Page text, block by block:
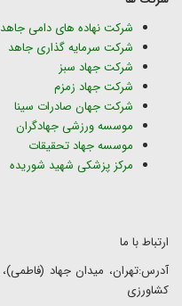
شرکت نهاده های دامی جاهد
شرکت سرمایه گذاری جاهد
شرکت جهاد سبز
شرکت جهاد زمزم
شرکت جهان صادرات سینا
موسسه ورزشی جهادگران
موسسه جهاد تحقیقات
مرکز پزشکی شهید شوریده
ارتباط با ما
کشاورزی